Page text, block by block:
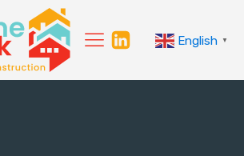
English ▼